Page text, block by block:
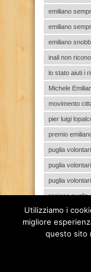
emiliano
emiliano
emiliano
inail non
lo stato aiuti i
Michele
movimento
pier luigi
premio
puglia
puglia
puglia
regione puglia
riaperti bar
riaprire bar
risorse
Utilizziamo i
migliore
questo sito